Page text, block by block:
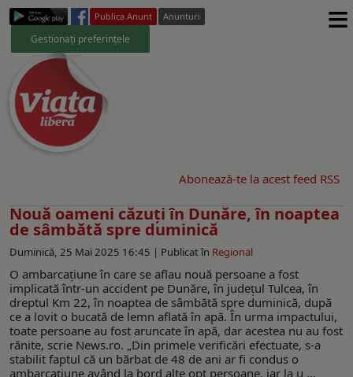
Publica Anunt Anunturi
Gestionați preferințele ≡
Abonează-te la acest feed RSS
Nouă oameni căzuți în Dunăre, în noaptea
de sâmbătă spre duminică
Duminică, 25 Mai 2025 16:45 | Publicat în Regional
O ambarcaţiune în care se aflau nouă persoane a fost
implicată într-un accident pe Dunăre, în judeţul Tulcea, în
dreptul Km 22, în noaptea de sâmbătă spre duminică, după
ce a lovit o bucată de lemn aflată în apă. În urma impactului,
toate persoane au fost aruncate în apă, dar acestea nu au fost
rănite, scrie News.ro. „Din primele verificări efectuate, s-a
stabilit faptul că un bărbat de 48 de ani ar fi condus o
ambarcaţiune având la bord alte opt persoane, iar la u ...